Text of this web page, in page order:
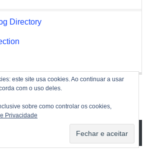
este site usa cookies. Ao continuar a usar
com o uso deles.
sobre como controlar os cookies,
Privacidade
Directory
ASSINAR